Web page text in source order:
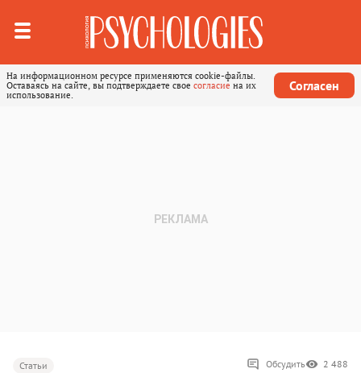
На информационном ресурсе применяются cookie-файлы.
Оставаясь на сайте, вы подтверждаете свое согласие на их
использование.
Согласен
Статьи Обсудить 2 488